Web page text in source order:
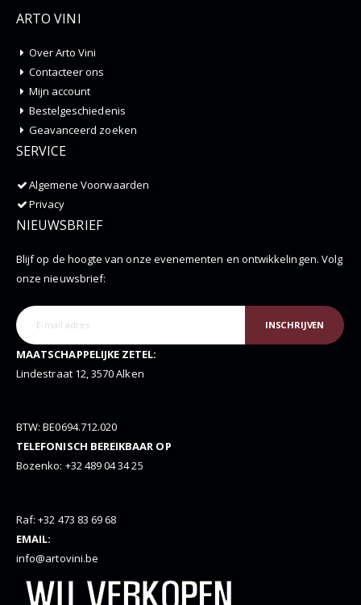
ARTO VINI
Over Arto Vini
Contacteer ons
Mijn account
Bestelgeschiedenis
Geavanceerd zoeken
SERVICE
Algemene Voorwaarden
Privacy
NIEUWSBRIEF
Blijf op de hoogte van onze evenementen en ontwikkelingen. Volg
onze nieuwsbrief:
INSCHRIJVEN
MAATSCHAPPELIJKE ZETEL:
Lindestraat 12, 3570 Alken
BTW: BE0694.712.020
TELEFONISCH BEREIKBAAR OP
Bozenko: +32 489 04 34 25
Raf: +32 473 83 69 68
EMAIL:
info@artovini.be